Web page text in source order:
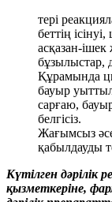
тері
беттің
асқазан-
бұзылыстар,
Құрамында
бауыр
сарғаю,
белгісіз.
Жағымсыз
қабылдауды
Күтілген дәрілік
қызметкеріне,